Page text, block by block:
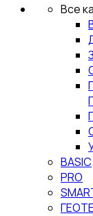
Все
BASIC
PRO